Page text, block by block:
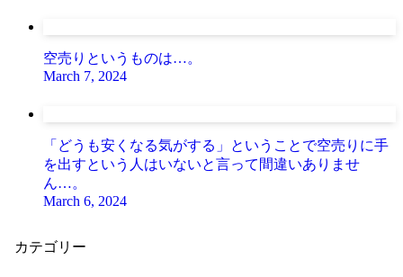
空売りというものは…。
March 7, 2024
「どうも安くなる気がする」ということで空売りに手
を出すという人はいないと言って間違いありませ
ん…。
March 6, 2024
カテゴリー